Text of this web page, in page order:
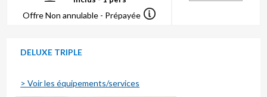
Offre Non annulable - Prépayée
DELUXE TRIPLE
> Voir les équipements/services